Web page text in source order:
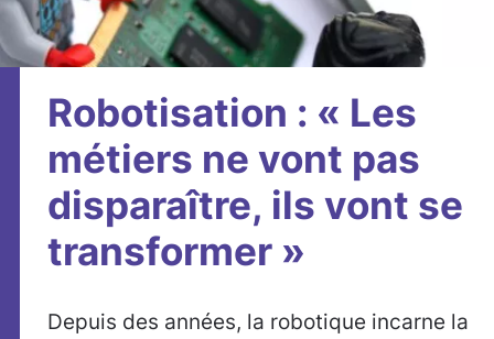
Robotisation : « Les
métiers ne vont pas
disparaître, ils vont se
transformer »
Depuis des années, la robotique incarne la